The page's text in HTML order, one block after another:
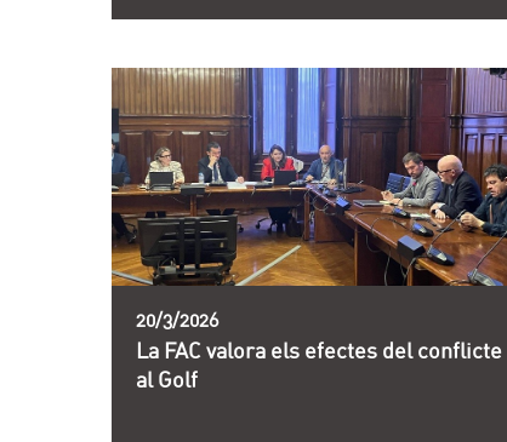
20/3/2026
La FAC valora els efectes del conflicte
al Golf